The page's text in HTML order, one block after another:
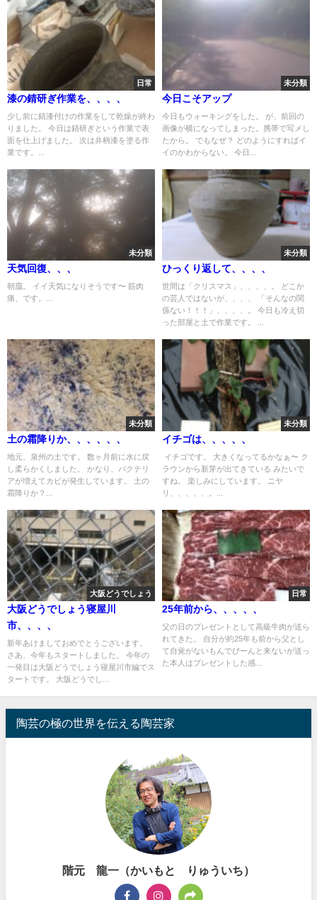
日常
漆の錆研ぎ作業を、、、、
少し前に錆漆付けの作業をして乾燥が終わ
りました。 今日は錆研ぎという作業で表
面を仕上げました。 次は弁柄漆を塗る作
業です。...
未分類
今日こそアップ
今日もウォーキングをした。 が、前回の
画像が横になってしまった。携帯で写メし
たから。 でもなぜ？ どのようにすればイ
イのかわからない。 今日...
未分類
天気回復、、、
朝靄。 イイ天気になりそうです〜 筋肉
痛、です。...
未分類
ひっくり返して、、、、
世間は「クリスマス」、、、、。 どこか
の芸人ではないが、、、、 「そんなの関
係ない！！！」、、、、。 今日も冷え切
った部屋と土で作業です。 ...
未分類
土の霜降りか、、、、、、
地元、泉州の土です。 数ヶ月前に水に戻
し柔らかくしました。 かなり、バクテリ
アが増えてカビが発生しています。 土の
霜降りか？...
未分類
イチゴは、、、、、
イチゴです。 大きくなってるかなぁ〜 ク
ラウンから新芽が出てきている みたいで
すね。 楽しみにしています。 ニヤ
リ、、、、、。...
大阪どうでしょう
大阪どうでしょう寝屋川
市、、、、
新年あけましておめでとうございます。
さあ、今年もスタートしました。 今年の
一発目は大阪どうでしょう寝屋川市編でス
タートです。 大阪どうでし...
日常
25年前から、、、、、
父の日のプレゼントとして高級牛肉が送ら
れてきた。 自分が約25年も前から父とし
て自覚がないもんでぴーんと来ないが送っ
た本人はプレゼントした感...
陶芸の極の世界を伝える陶芸家
階元 龍一（かいもと りゅういち）